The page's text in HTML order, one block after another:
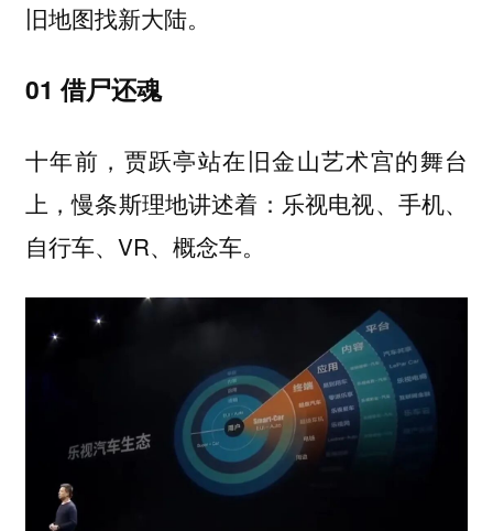
旧地图找新大陆。
01 借尸还魂
十年前，贾跃亭站在旧金山艺术宫的舞台
上，慢条斯理地讲述着：乐视电视、手机、
自行车、VR、概念车。